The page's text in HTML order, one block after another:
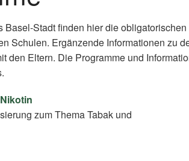
Stadt finden hier die
Schulen. Ergänzende Informationen zu
den Eltern. Die Programme und
zum Thema Tabak und